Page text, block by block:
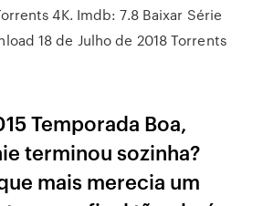
4K. Imdb: 7.8 Baixar Série
18 de Julho de 2018 Torrents
Temporada Boa,
terminou sozinha?
mais merecia um